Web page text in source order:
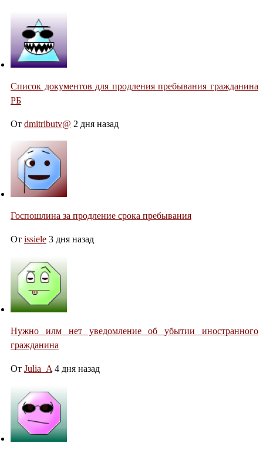
Список документов для продления пребывания гражданина
РБ
От dmitributv@ 2 дня назад
Госпошлина за продление срока пребывания
От issiele 3 дня назад
Нужно илм нет уведомление об убытии иностранного
гражданина
От Julia_A 4 дня назад